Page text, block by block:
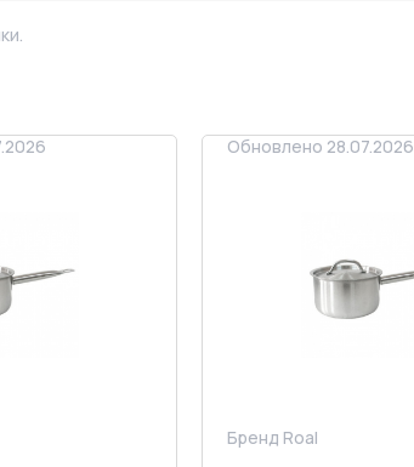
Обновлено 28.07.2026
Бренд Roal